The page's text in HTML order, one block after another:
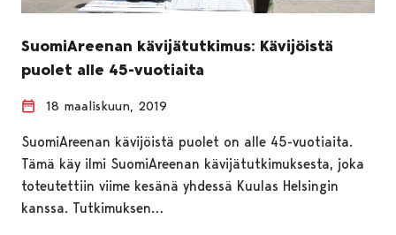
SuomiAreenan kävijätutkimus: Kävijöistä
puolet alle 45-vuotiaita
18 maaliskuun, 2019
SuomiAreenan kävijöistä puolet on alle 45-vuotiaita.
Tämä käy ilmi SuomiAreenan kävijätutkimuksesta, joka
toteutettiin viime kesänä yhdessä Kuulas Helsingin
kanssa. Tutkimuksen…